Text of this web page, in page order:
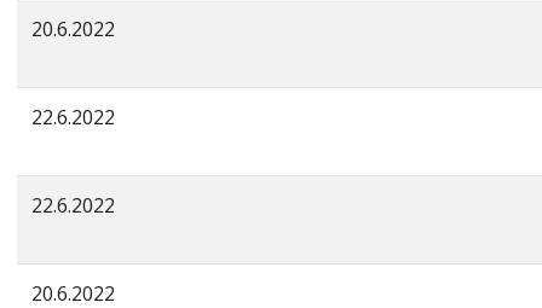
20.6.2022
22.6.2022
22.6.2022
20.6.2022